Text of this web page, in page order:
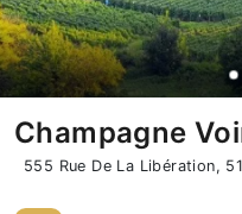
Champagne
555 Rue De La Libération,